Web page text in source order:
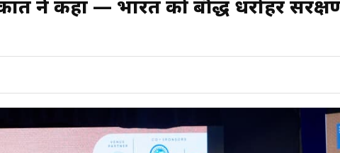
ने कहा — भारत को बौद्ध धरोहर